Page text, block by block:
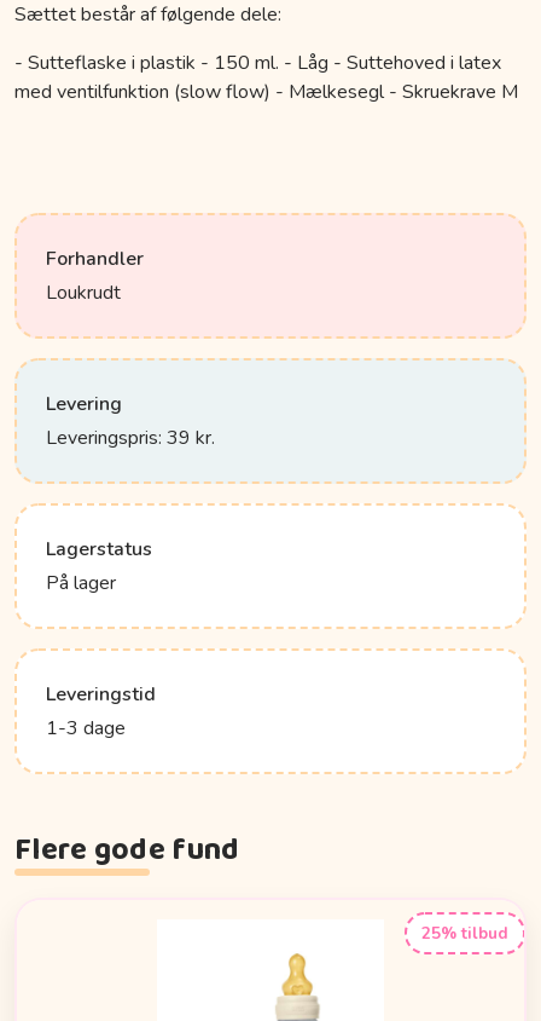
Sættet består af følgende dele:
- Sutteflaske i plastik - 150 ml. - Låg - Suttehoved i latex
med ventilfunktion (slow flow) - Mælkesegl - Skruekrave M
Forhandler
Loukrudt
Levering
Leveringspris: 39 kr.
Lagerstatus
På lager
Leveringstid
1-3 dage
Flere gode fund
25% tilbud